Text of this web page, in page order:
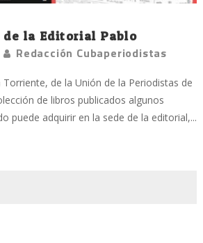
la Editorial Pablo
Redacción Cubaperiodistas
de la Unión de la Periodistas de
de libros publicados algunos
puede adquirir en la sede de la editorial,...